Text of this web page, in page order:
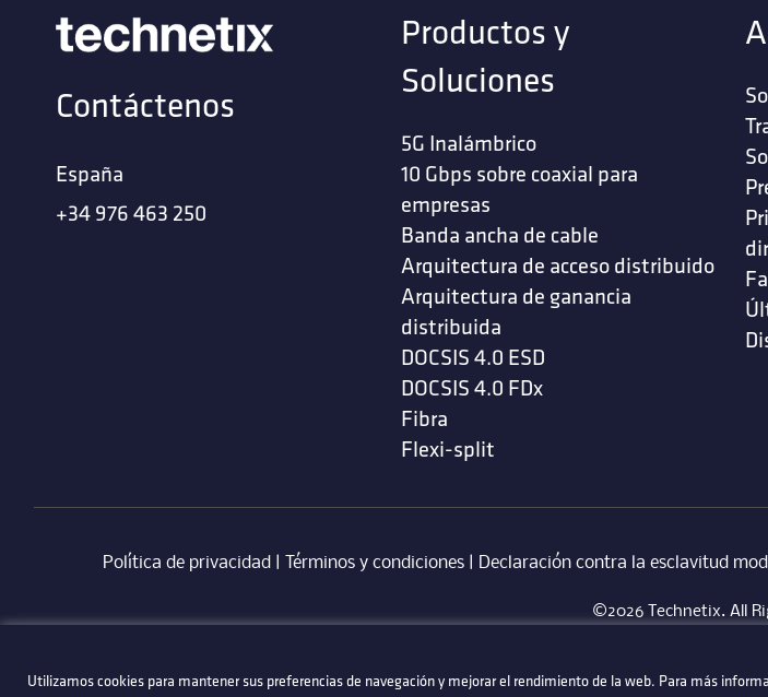
Utilizamos cookies para mantener sus preferencias de navegación y mejorar el rendimiento de la web. Para más
Utilizamos cookies para mantener sus preferencias de navegación y mejorar el rendimiento de la web. Para más
Contáctenos
España
+34 976 463 250
Productos y
Soluciones
5G Inalámbrico
10 Gbps sobre coaxial para
empresas
Banda ancha de cable
Arquitectura de acceso distribuido
Arquitectura de ganancia
distribuida
DOCSIS 4.0 ESD
DOCSIS 4.0 FDx
Fibra
Flexi-split
Política de privacidad| Términos y condiciones| ‎ Declaración contra la esclavitud
©2026 Technetix. All